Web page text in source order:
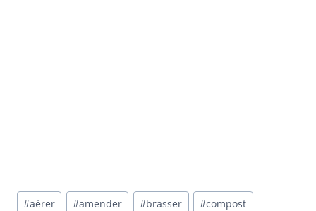
#aérer #amender #brasser #compost